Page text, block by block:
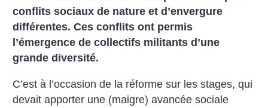
conflits sociaux de nature et d’envergure
différentes. Ces conflits ont permis
l’émergence de collectifs militants d’une
grande diversité.
C’est à l’occasion de la réforme sur les stages, qui
devait apporter une (maigre) avancée sociale